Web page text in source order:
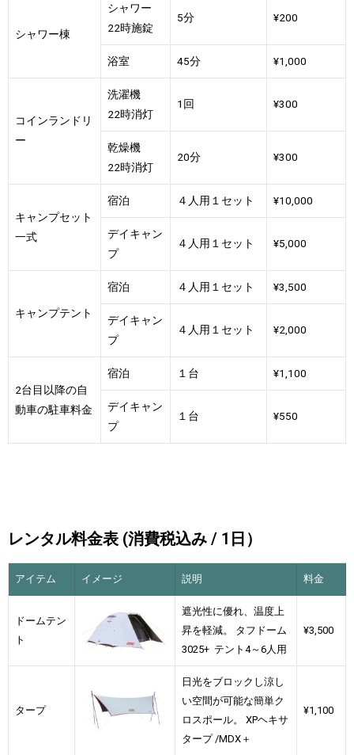
シャワー棟
シャワー
22時施錠
5分 ¥200
浴室 45分 ¥1,000
コインランドリ
ー
洗濯機
22時消灯
1回 ¥300
乾燥機
22時消灯
20分 ¥300
キャンプセット
一式
宿泊 ４人用１セット ¥10,000
デイキャン
プ
４人用１セット ¥5,000
キャンプテント
宿泊 ４人用１セット ¥3,500
デイキャン
プ
４人用１セット ¥2,000
2台目以降の自
動車の駐車料金
宿泊 １台 ¥1,100
デイキャン
プ
１台 ¥550
レンタル料金表 (消費税込み / 1日）
アイテム イメージ 説明 料金
ドームテン
ト
遮光性に優れ、温度上
昇を軽減。 タフドーム
3025+ テント4～6人用
¥3,500
タープ
日光をブロックし涼し
い空間が可能な簡単ク
ロスポール。 XPヘキサ
タープ /MDX＋
¥1,100